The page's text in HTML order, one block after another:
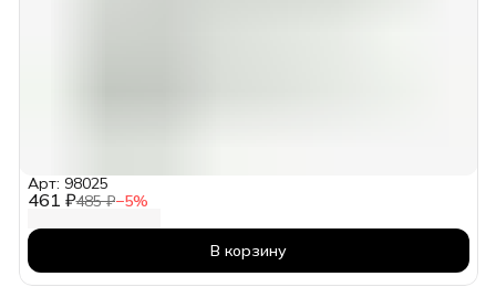
461 ₽485 ₽−5%
Арт: 98025
В корзину